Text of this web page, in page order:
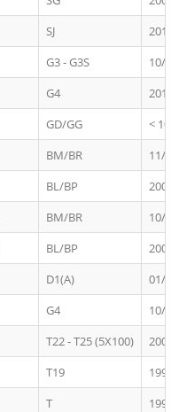
SJ
2014
G3 - G3S
10/
G4
2013
GD/GG
< 10/
BM/BR
11/
BL/BP
2003
BM/BR
10/
BL/BP
2003
D1(A)
01/
G4
10/
T22 - T25 (5X100)
2003
T19
1990
T
1997